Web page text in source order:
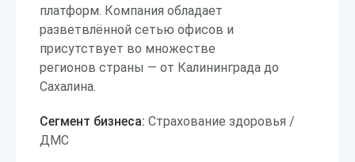
платформ. Компания обладает
разветвлённой сетью офисов и
присутствует во множестве
регионов страны — от Калининграда до
Сахалина.
Сегмент бизнеса: Страхование здоровья /
ДМС